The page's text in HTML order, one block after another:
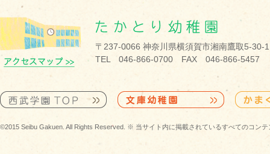
〒237-0066 神奈川県横須賀市湘南鷹取5-30-1
TEL 046-866-0700 FAX 046-866-5457
©2015 Seibu Gakuen. All Rights Reserved. ※ 当サイト内に掲載されているすべてのコン